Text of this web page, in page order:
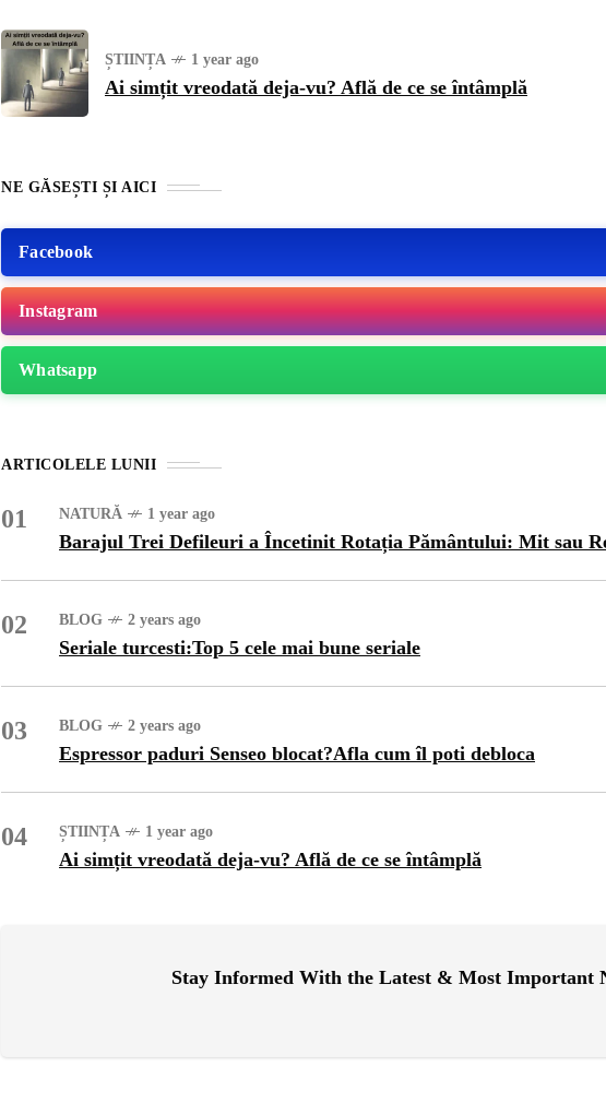
ȘTIINȚA 1 year ago
Ai simțit vreodată deja-vu? Află de ce se întâmplă
NE GĂSEȘTI ȘI AICI
Facebook
Instagram
Whatsapp
ARTICOLELE LUNII
01 NATURĂ 1 year ago
Barajul Trei Defileuri a Încetinit Rotația Pământului: Mit sau
02 BLOG 2 years ago
Seriale turcesti:Top 5 cele mai bune seriale
03 BLOG 2 years ago
Espressor paduri Senseo blocat?Afla cum îl poti debloca
04 ȘTIINȚA 1 year ago
Ai simțit vreodată deja-vu? Află de ce se întâmplă
Stay Informed With the Latest & Most Important
STIRI 1 year ago